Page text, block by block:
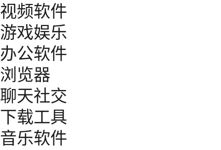
视频软件
游戏娱乐
办公软件
浏览器
聊天社交
下载工具
音乐软件